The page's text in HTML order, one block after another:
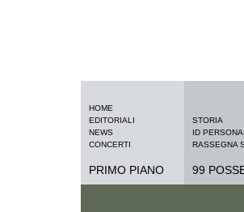
HOME
EDITORIALI
NEWS
CONCERTI
PRIMO PIANO
STORIA
ID
RASSEGNA
99